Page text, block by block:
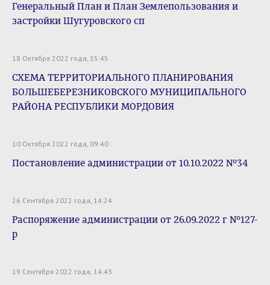
Генеральный План и План Землепользования и
застройки Шугуровского сп
18 Октября 2022 года, 15:45
СХЕМА ТЕРРИТОРИАЛЬНОГО ПЛАНИРОВАНИЯ
БОЛЬШЕБЕРЕЗНИКОВСКОГО МУНИЦИПАЛЬНОГО
РАЙОНА РЕСПУБЛИКИ МОРДОВИЯ
10 Октября 2022 года, 09:40
Постановление администрации от 10.10.2022 №34
26 Сентября 2022 года, 14:24
Распоряжение администрации от 26.09.2022 г №127-
р
19 Сентября 2022 года, 14:43